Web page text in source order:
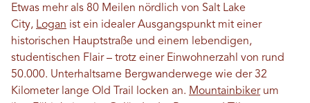
Etwas mehr als 80 Meilen nördlich von Salt Lake
City, Logan ist ein idealer Ausgangspunkt mit einer
historischen Hauptstraße und einem lebendigen,
studentischen Flair – trotz einer Einwohnerzahl von rund
50.000. Unterhaltsame Bergwanderwege wie der 32
Kilometer lange Old Trail locken an. Mountainbikerum